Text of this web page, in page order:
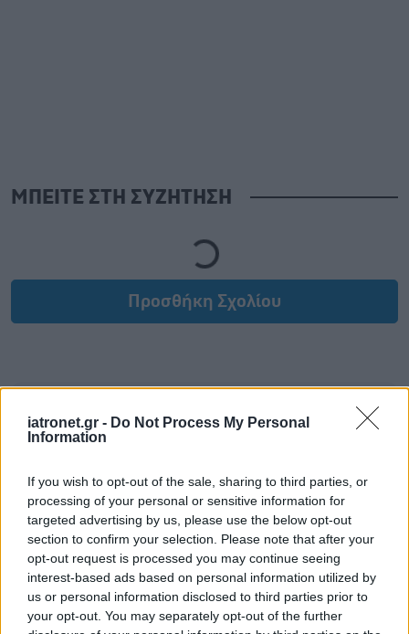
iatronet.gr - Do Not Process My Personal
Information
If you wish to opt-out of the sale, sharing to third parties, or
processing of your personal or sensitive information for
targeted advertising by us, please use the below opt-out
section to confirm your selection. Please note that after your
opt-out request is processed you may continue seeing
interest-based ads based on personal information utilized by
us or personal information disclosed to third parties prior to
your opt-out. You may separately opt-out of the further
ΜΠΕΙΤΕ ΣΤΗ ΣΥΖΗΤΗΣΗ
Loading...
Προσθήκη Σχολίου